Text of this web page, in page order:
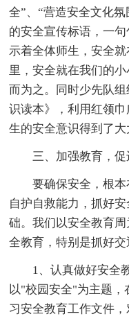
全”、“营造安全文化
的安全宣传标语，一
示着全体师生，安全
里，安全就在我们的
而为之。同时少先队
识读本》，利用红领
生的安全意识得到了大
三、加强教育，
要确保安全，根
自护自救能力，抓好
础。我们以安全教育
全教育，特别是抓好
1、认真做好安全
以"校园安全"为主题，
习安全教育工作文件